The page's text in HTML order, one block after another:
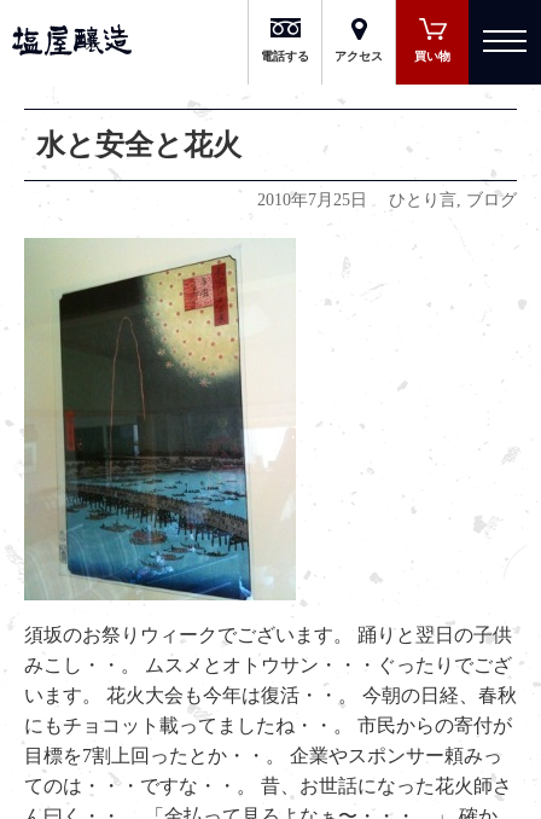
有限会社 塩屋醸造
電話する アクセス 買い物
水と安全と花火
2010年7月25日 ひとり言, ブログ
須坂のお祭りウィークでございます。 踊りと翌日の子供
みこし・・。 ムスメとオトウサン・・・ぐったりでござ
います。 花火大会も今年は復活・・。 今朝の日経、春秋
にもチョコット載ってましたね・・。 市民からの寄付が
目標を7割上回ったとか・・。 企業やスポンサー頼みっ
てのは・・・ですな・・。 昔、お世話になった花火師さ